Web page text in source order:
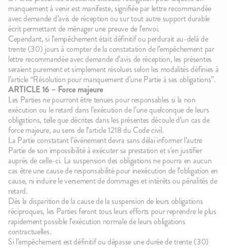
manquement à venir est manifeste, signifiée par lettre recommandée
avec demande d’avis de réception ou sur tout autre support durable
écrit permettant de ménager une preuve de l’envoi.
Cependant, si l’empêchement était définitif ou perdurait au-delà de
trente (30) jours à compter de la constatation de l’empêchement par
lettre recommandée avec demande d’avis de réception, les présentes
seraient purement et simplement résolues selon les modalités définies à
l’article “Résolution pour manquement d’une Partie à ses obligations”.
ARTICLE 16 – Force majeure
Les Parties ne pourront être tenues pour responsables si la non
exécution ou le retard dans l’exécution de l’une quelconque de leurs
obligations, telle que décrites dans les présentes découle d’un cas de
force majeure, au sens de l’article 1218 du Code civil.
La Partie constatant l’événement devra sans délai informer l’autre
Partie de son impossibilité à exécuter sa prestation et s’en justifier
auprès de celle-ci. La suspension des obligations ne pourra en aucun
cas être une cause de responsabilité pour inexécution de l’obligation en
cause, ni induire le versement de dommages et intérêts ou pénalités de
retard.
Dès la disparition de la cause de la suspension de leurs obligations
réciproques, les Parties feront tous leurs efforts pour reprendre le plus
rapidement possible l’exécution normale de leurs obligations
contractuelles.
Si l’empêchement est définitif ou dépasse une durée de trente (30)